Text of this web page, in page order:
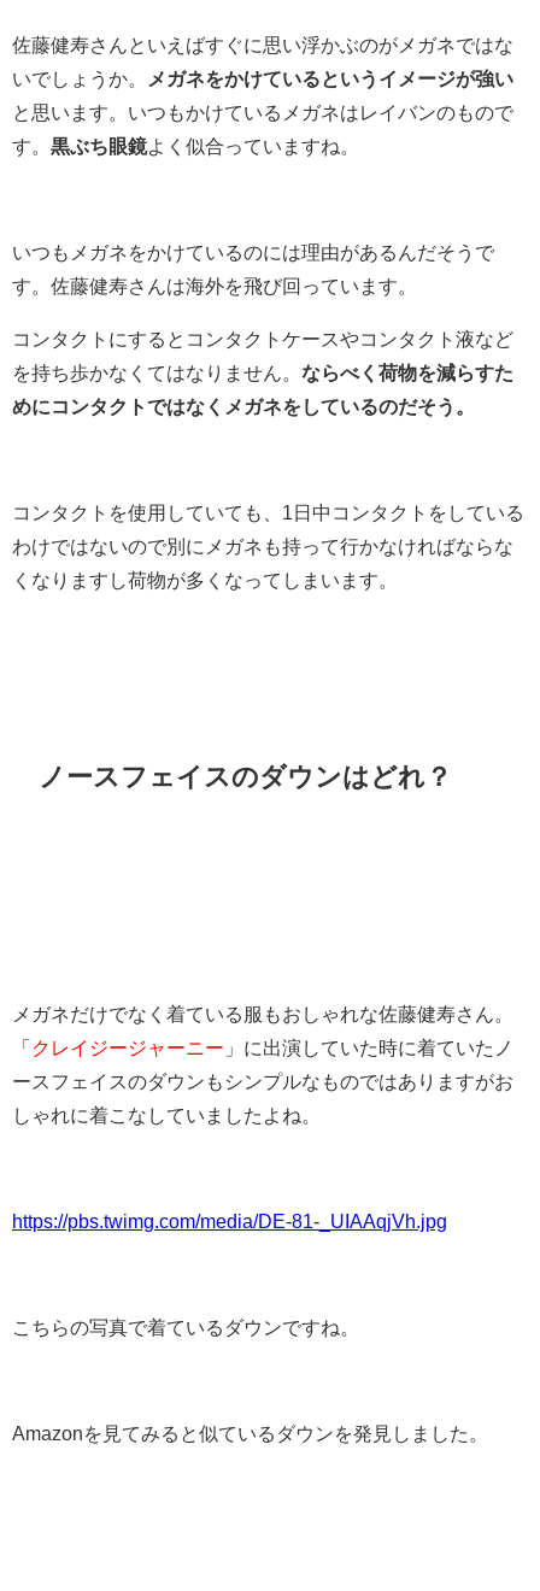
佐藤健寿さんといえばすぐに思い浮かぶのがメガネではな
いでしょうか。
メガネをかけているというイメージが強い
と思います。いつもかけているメガネはレイバンのもので
す。 黒ぶち眼鏡よく似合っていますね。
いつもメガネをかけているのには理由があるんだそうで
す。佐藤健寿さんは海外を飛び回っています。
コンタクトにするとコンタクトケースやコンタクト液など
を持ち歩かなくてはなりません。 ならべく荷物を減らすた
めにコンタクトではなくメガネをしているのだそう。
コンタクトを使用していても、1日中コンタクトをしている
わけではないので別にメガネも持って行かなければならな
くなりますし荷物が多くなってしまいます。
ノースフェイスのダウンはどれ？
メガネだけでなく着ている服もおしゃれな佐藤健寿さん。
「クレイジージャーニー 」に出演していた時に着ていたノ
ースフェイスのダウンもシンプルなものではありますがお
しゃれに着こなしていましたよね。
https://pbs.twimg.com/media/DE-81-_UIAAqjVh.jpg
こちらの写真で着ているダウンですね。
Amazonを見てみると似ているダウンを発見しました。